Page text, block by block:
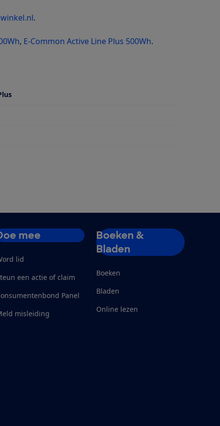
.
, E-Common Active Line Plus 500Wh.
mee
lid
een actie of claim
Panel
misleiding
Boeken &
Bladen
Boeken
Bladen
Online lezen